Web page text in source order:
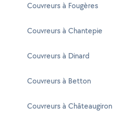
Couvreurs à Fougères
Couvreurs à Chantepie
Couvreurs à Dinard
Couvreurs à Betton
Couvreurs à Châteaugiron